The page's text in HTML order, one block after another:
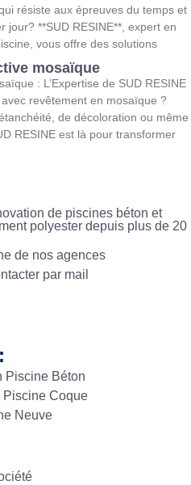
résiste aux épreuves du temps et
jour? **SUD RESINE**, expert en
vous offre des solutions
mosaïque
: L’Expertise de SUD RESINE
revêtement en mosaïque ?
de décoloration ou même
RESINE est là pour transformer
de piscines béton et
polyester depuis plus de 20
de nos agences
par mail
Piscine Béton
Piscine Coque
Neuve